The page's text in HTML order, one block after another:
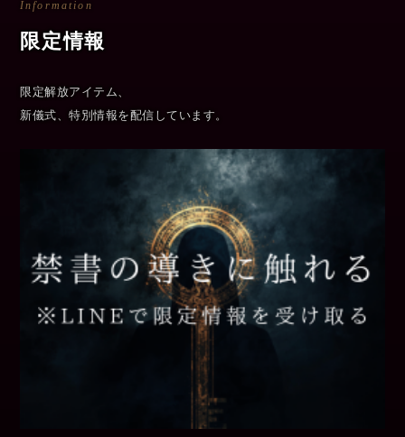
Information
限定情報
限定解放アイテム、
新儀式、特別情報を配信しています。